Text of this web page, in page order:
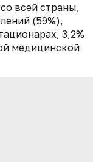
всей страны,
(59%),
3,2%
медицинской